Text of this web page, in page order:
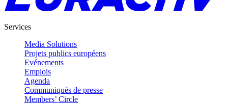
Services
Media Solutions
Projets publics européens
Evénements
Emplois
Agenda
Communiqués de presse
Members’ Circle